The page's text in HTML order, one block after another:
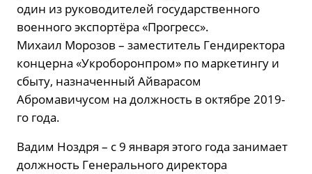
один из руководителей государственного
военного экспортёра «Прогресс».
Михаил Морозов – заместитель Гендиректора
концерна «Укроборонпром» по маркетингу и
сбыту, назначенный Айварасом
Абромавичусом на должность в октябре 2019-
го года.
Вадим Ноздря – с 9 января этого года занимает
должность Генерального директора